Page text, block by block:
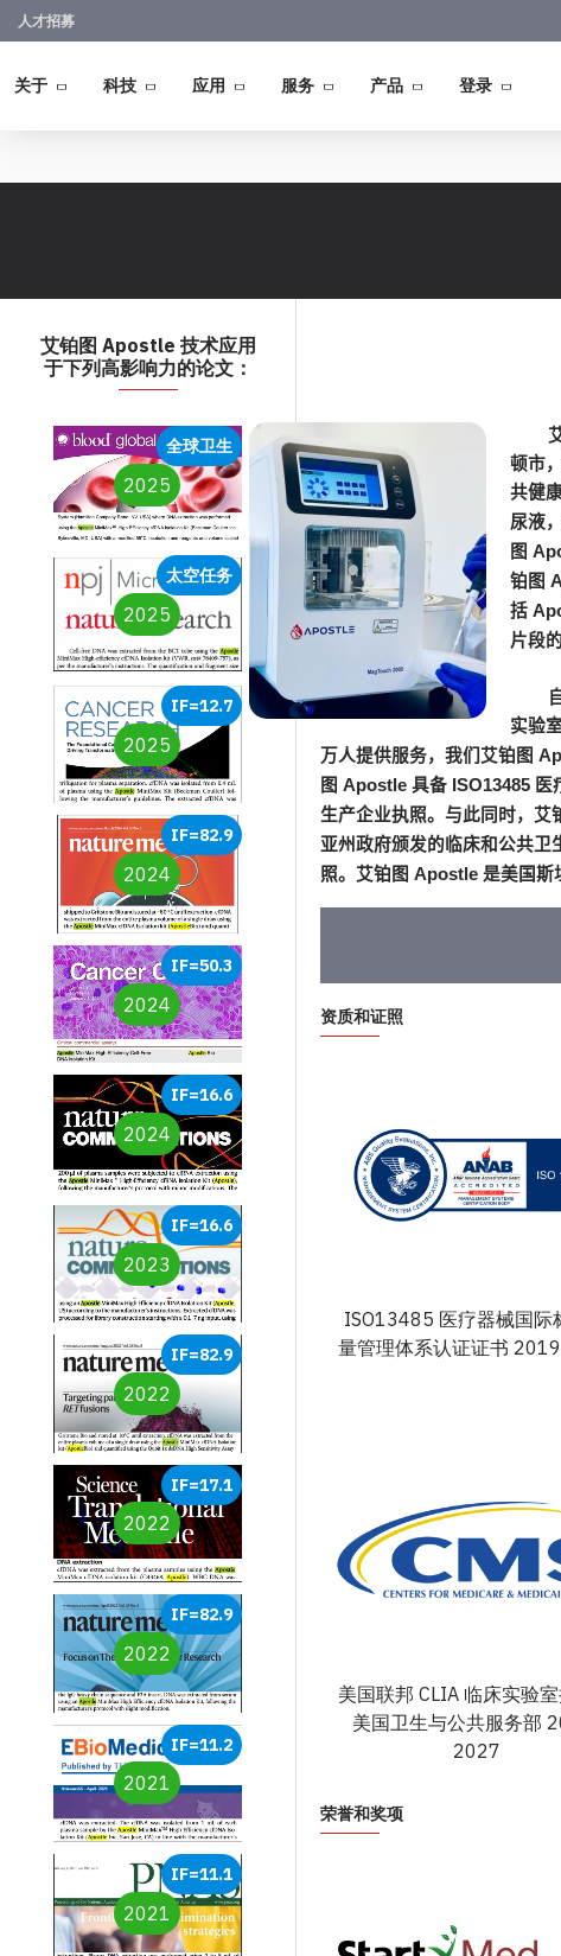
人才招募
关于 科技 应用 服务 产品 登录
艾铂图 Apostle 技术应用
于下列高影响力的论文：
全球卫生
2025
太空任务
2025
IF=12.7
2025
IF=82.9
2024
IF=50.3
2024
IF=16.6
2024
IF=16.6
2023
IF=82.9
2022
IF=17.1
2022
IF=82.9
2022
IF=11.2
2021
IF=11.1
2021
顿市
共健
尿液
图
铂图
括
片段
自
实验
万人提供服务，我们艾铂图
图 Apostle 具备 ISO13485 医
生产企业执照。与此同时，艾
亚州政府颁发的临床和公共卫
照。 艾铂图 Apostle 是美国斯
资质和证照
ISO13485 医疗器械国际
量管理体系认证证书
美国联邦 CLIA 临床实验室
美国卫生与公共服务部
2027
荣誉和奖项